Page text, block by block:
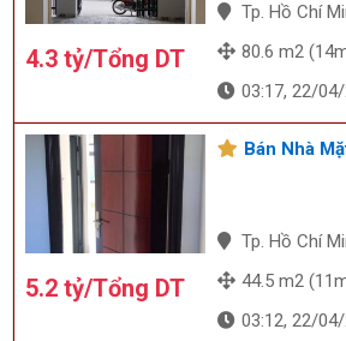
4.3 tỷ/Tổng DT
Tp. Hồ Chí
80.6 m2
03:17, 22/
5.2 tỷ/Tổng DT
Bán Nhà
Tp. Hồ Chí
44.5 m2
03:12, 22/